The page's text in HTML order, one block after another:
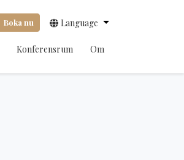
Boka nu Language
Konferensrum Om